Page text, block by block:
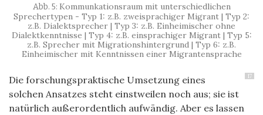
Kommunkationsraum mit unterschiedlichen
Sprechertypen - Typ 1: z.B. zweisprachiger Migrant | Typ 2:
z.B. Dialektsprecher | Typ 3: z.B. Einheimischer ohne
Dialektkenntnisse | Typ 4: z.B. einsprachiger Migrant | Typ 5:
z.B. Sprecher mit Migrationshintergrund | Typ 6: z.B.
Einheimischer mit Kenntnissen einer Migrantensprache
17
Die forschungspraktische Umsetzung eines
solchen Ansatzes steht einstweilen noch aus; sie ist
natürlich außerordentlich aufwändig. Aber es lassen